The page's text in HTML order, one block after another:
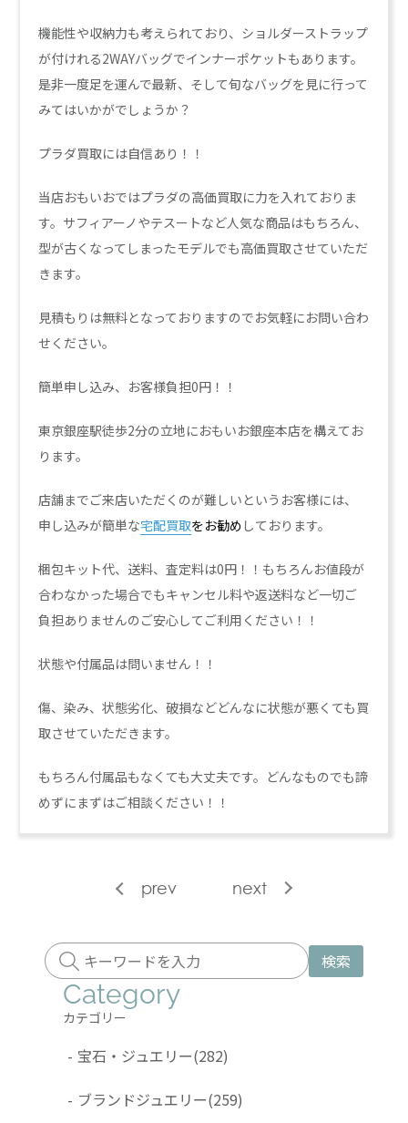
機能性や収納力も考えられており、ショルダーストラップ
が付けれる2WAYバッグでインナーポケットもあります。
是非一度足を運んで最新、そして旬なバッグを見に行って
みてはいかがでしょうか？
プラダ買取には自信あり！！
当店おもいおではプラダの高価買取に力を入れておりま
す。サフィアーノやテスートなど人気な商品はもちろん、
型が古くなってしまったモデルでも高価買取させていただ
きます。
見積もりは無料となっておりますのでお気軽にお問い合わ
せください。
簡単申し込み、お客様負担0円！！
東京銀座駅徒歩2分の立地におもいお銀座本店を構えてお
ります。
店舗までご来店いただくのが難しいというお客様には、
申し込みが簡単な宅配買取をお勧め しております。
梱包キット代、送料、査定料は0円！！もちろんお値段が
合わなかった場合でもキャンセル料や返送料など一切ご
負担ありませんのご安心してご利用ください！！
状態や付属品は問いません！！
傷、染み、状態劣化、破損などどんなに状態が悪くても買
取させていただきます。
もちろん付属品もなくても大丈夫です。どんなものでも諦
めずにまずはご相談ください！！
prev next
検索
Category
カテゴリー
- 宝石・ジュエリー(282)
- ブランドジュエリー(259)